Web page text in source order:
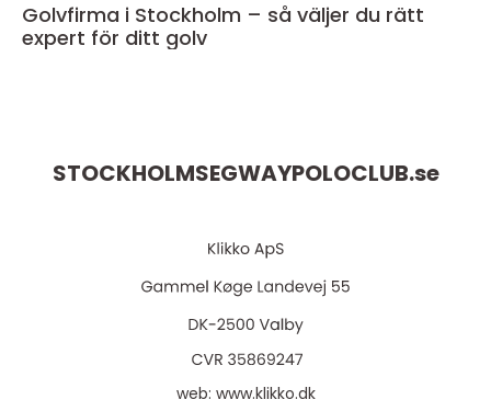
Golvfirma i Stockholm – så väljer du rätt
expert för ditt golv
STOCKHOLMSEGWAYPOLOCLUB.se
web: www.klikko.dk